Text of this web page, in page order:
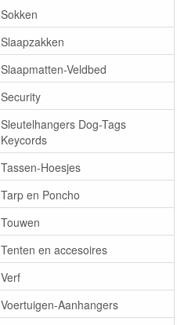
Sokken
Slaapzakken
Slaapmatten-Veldbed
Security
Sleutelhangers Dog-Tags
Keycords
Tassen-Hoesjes
Tarp en Poncho
Touwen
Tenten en accesoires
Verf
Voertuigen-Aanhangers